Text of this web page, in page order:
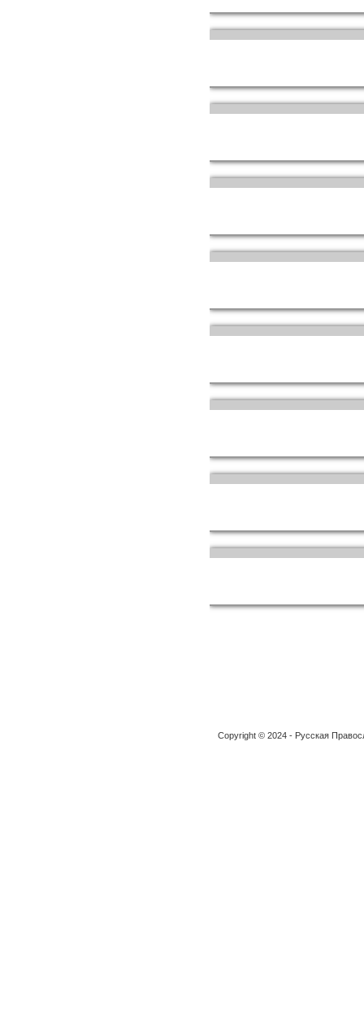
Copyright © 2024 - Русская